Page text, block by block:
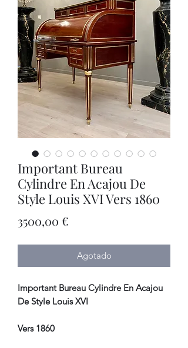
Important Bureau
Cylindre En Acajou De
Style Louis XVI Vers 1860
3500,00 €
Agotado
Important Bureau Cylindre En Acajou
De Style Louis XVI
Vers 1860